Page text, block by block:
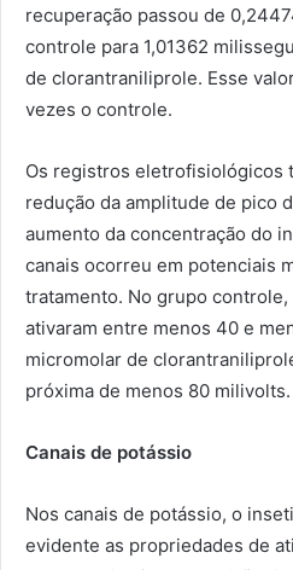
recuperação passou de
controle para 1,01362
de clorantraniliprole. Esse
vezes o controle.
Os registros eletrofisiológicos
redução da amplitude de pico
aumento da concentração do
canais ocorreu em potenciais
tratamento. No grupo
ativaram entre menos 40 e
micromolar de
próxima de menos 80 milivolts.
Canais de potássio
Nos canais de potássio, o
evidente as propriedades de